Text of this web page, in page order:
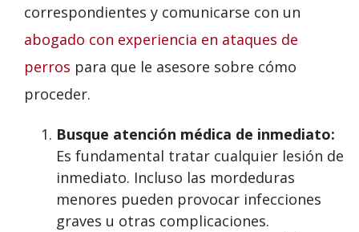
correspondientes y comunicarse con un
abogado con experiencia en ataques de
perros para que le asesore sobre cómo
proceder.
Busque atención médica de inmediato:
Es fundamental tratar cualquier lesión de
inmediato. Incluso las mordeduras
menores pueden provocar infecciones
graves u otras complicaciones.